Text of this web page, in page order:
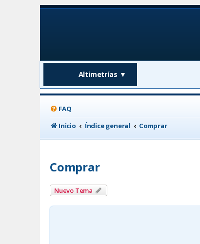
Altimetrías ▼
FAQ
Inicio
Índice general Comprar
Comprar
Nuevo Tema